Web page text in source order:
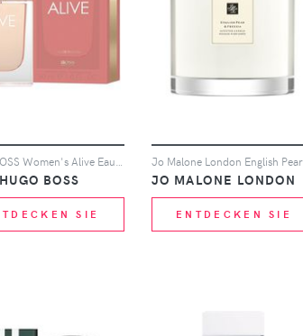
HUGO BOSS Women's Alive Eau de Parfum 50ml
BOSS
SIE
JO MALONE LONDON
ENTDECKEN SIE